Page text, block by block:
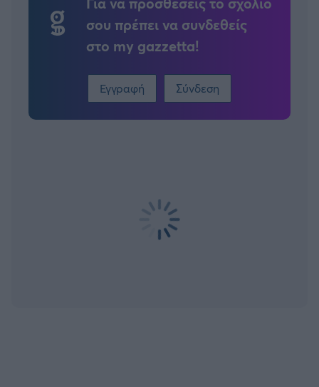
σου πρέπει να συνδεθείς
στο my gazzetta!
Εγγραφή Σύνδεση